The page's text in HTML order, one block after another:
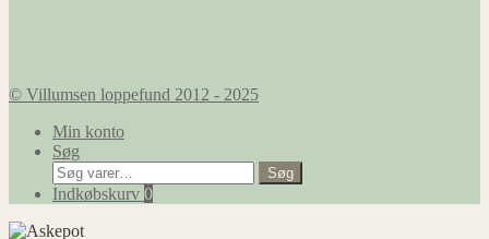
© Villumsen loppefund 2012 - 2025
Min konto
Søg
Søg
efter:
Søg
Indkøbskurv 0